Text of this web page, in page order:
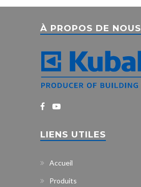
À PROPOS DE NOUS
LIENS UTILES
Accueil
Produits